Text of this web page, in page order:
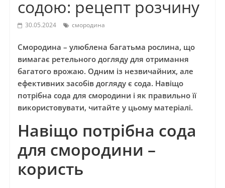
содою: рецепт розчину
30.05.2024 смородина
Смородина – улюблена багатьма рослина, що
вимагає ретельного догляду для отримання
багатого врожаю. Одним із незвичайних, але
ефективних засобів догляду є сода. Навіщо
потрібна сода для смородини і як правильно її
використовувати, читайте у цьому матеріалі.
Навіщо потрібна сода
для смородини –
користь